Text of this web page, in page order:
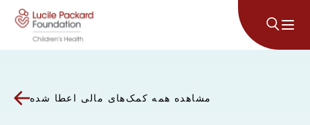
پرش به محتوا
مشاهده همه کمک‌های مالی اعطا شده